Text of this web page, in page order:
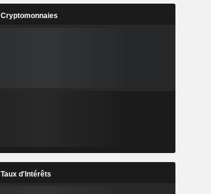
Cryptomonnaies
Taux d'Intérêts